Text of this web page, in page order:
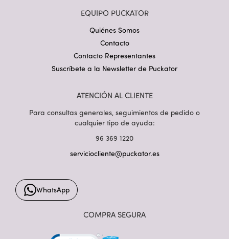
EQUIPO PUCKATOR
Quiénes Somos
Contacto
Contacto Representantes
Suscríbete a la Newsletter de Puckator
ATENCIÓN AL CLIENTE
Para consultas generales, seguimientos de pedido o
cualquier tipo de ayuda:
96 369 1220
serviciocliente@puckator.es
WhatsApp
COMPRA SEGURA